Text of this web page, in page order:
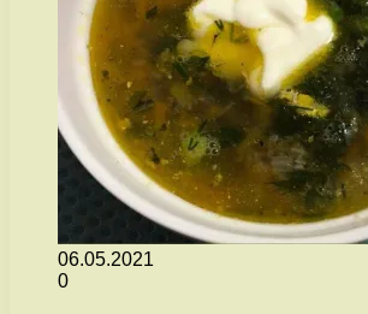
06.05.2021
0